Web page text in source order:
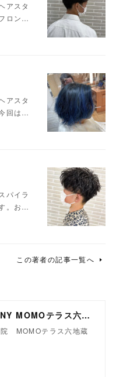
アスタ
ロン…
アスタ
回は…
パイラ
。お…
この著者の記事一覧へ
京都の美容院 NYNY MOMOテラス六地蔵店
MOMOテラス六地蔵